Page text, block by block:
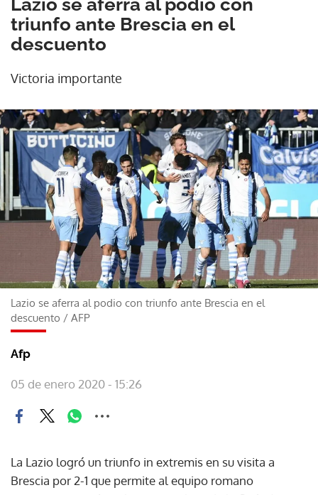
Lazio se aferra al podio con
triunfo ante Brescia en el
descuento
Victoria importante
Lazio se aferra al podio con triunfo ante Brescia en el
descuento / AFP
Afp
05 de enero 2020 - 15:26
La Lazio logró un triunfo in extremis en su visita a
Brescia por 2-1 que permite al equipo romano